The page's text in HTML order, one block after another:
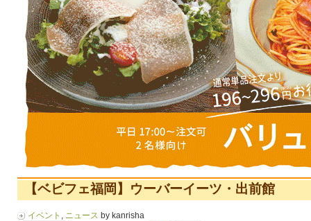
【ベビフェ福岡】ウーバーイーツ・出前館
イベント , ニュース by kanrisha